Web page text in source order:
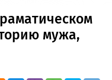
мужа,